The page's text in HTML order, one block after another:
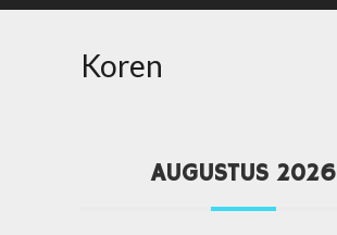
Koren
AUGUSTUS 2026